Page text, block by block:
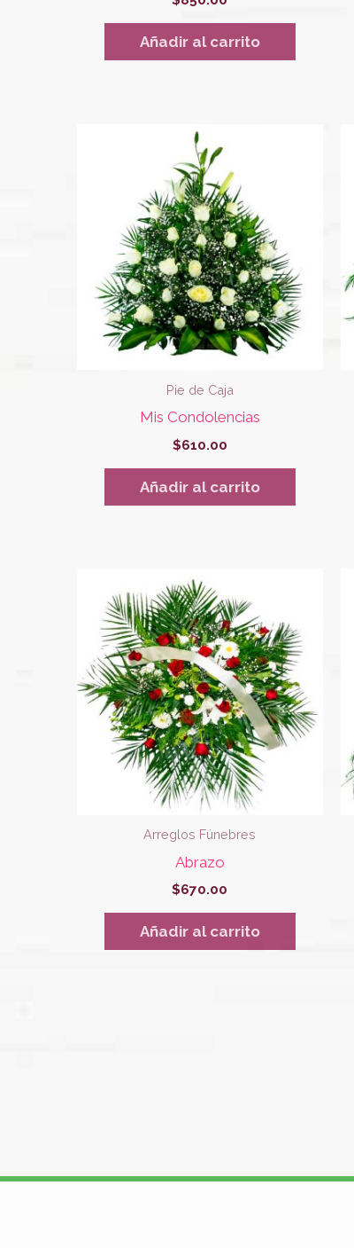
Añadir al carrito
Pie de Caja
Mis Condolencias
$610.00
Añadir al carrito
Arreglos Fúnebres
Abrazo
$670.00
Añadir al carrito